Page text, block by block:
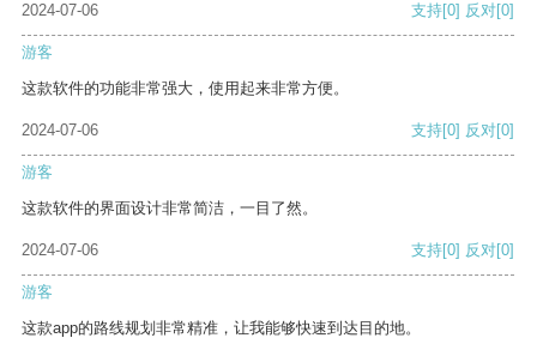
2024-07-06 支持[0] 反对[0]
游客
这款软件的功能非常强大，使用起来非常方便。
2024-07-06 支持[0] 反对[0]
游客
这款软件的界面设计非常简洁，一目了然。
2024-07-06 支持[0] 反对[0]
游客
这款app的路线规划非常精准，让我能够快速到达目的地。